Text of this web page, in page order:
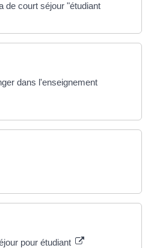
de court séjour "étudiant
dans l'enseignement
pour étudiant